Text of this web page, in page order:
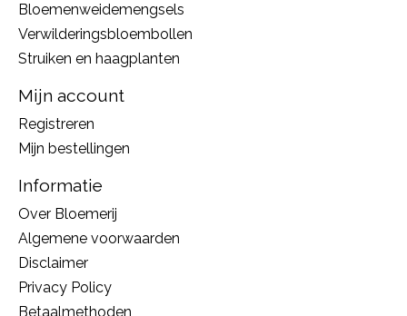
Bloemenweidemengsels
Verwilderingsbloembollen
Struiken en haagplanten
Mijn account
Registreren
Mijn bestellingen
Informatie
Over Bloemerij
Algemene voorwaarden
Disclaimer
Privacy Policy
Betaalmethoden